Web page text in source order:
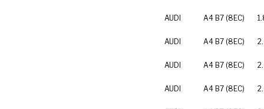
AUDI A4 B7 (8EC)
AUDI A4 B7 (8EC)
AUDI A4 B7 (8EC)
AUDI A4 B7 (8EC)